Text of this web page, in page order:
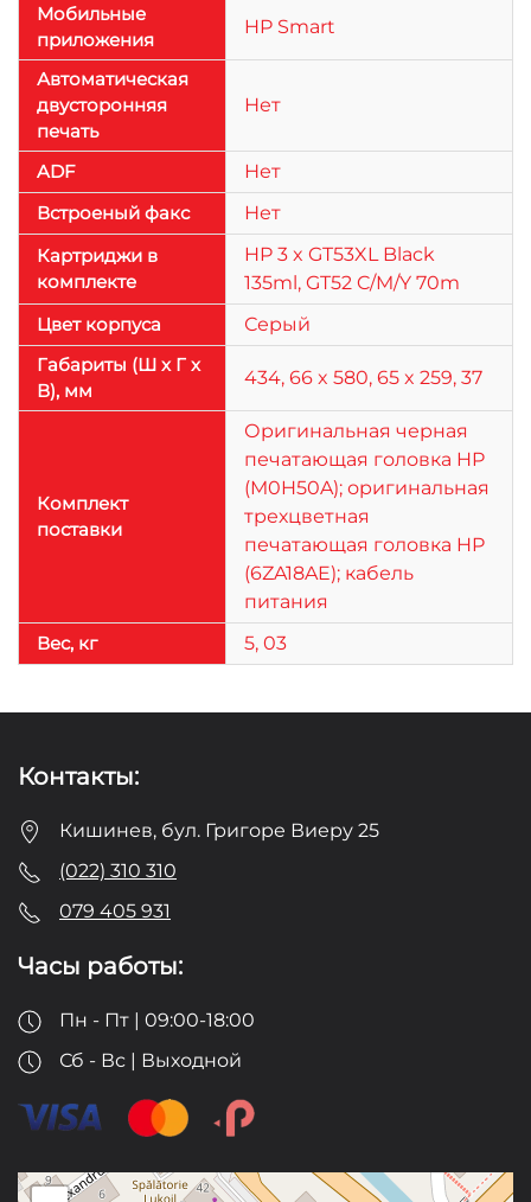
Мобильные
приложения
HP Smart
Автоматическая
двусторонняя
печать
Нет
ADF
Нет
Встроеный факс
Нет
Картриджи в
комплекте
HP 3 x GT53XL Black
135ml, GT52 C/M/Y 70m
Цвет корпуса
Серый
Габариты (Ш x Г x
В), мм
434, 66 x 580, 65 x 259, 37
Комплект
поставки
Оригинальная черная
печатающая головка HP
(M0H50A); оригинальная
трехцветная
печатающая головка HP
(6ZA18AE); кабель
питания
Веc, кг
5, 03
Контакты:
Кишинев, бул. Григоре Виеру 25
(022) 310 310
079 405 931
Часы работы:
Пн - Пт | 09:00-18:00
Сб - Вс | Выходной